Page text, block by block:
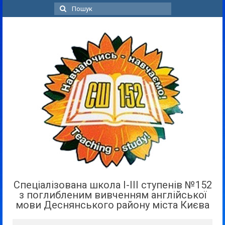
Пошук
для:
Спеціалізована школа І-ІІІ ступенів №152
з поглибленим вивченням англійської
мови Деснянського району міста Києва